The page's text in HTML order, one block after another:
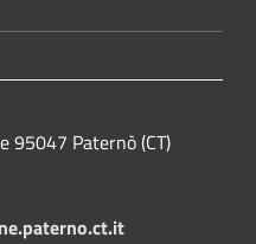
95047 Paternò (CT)